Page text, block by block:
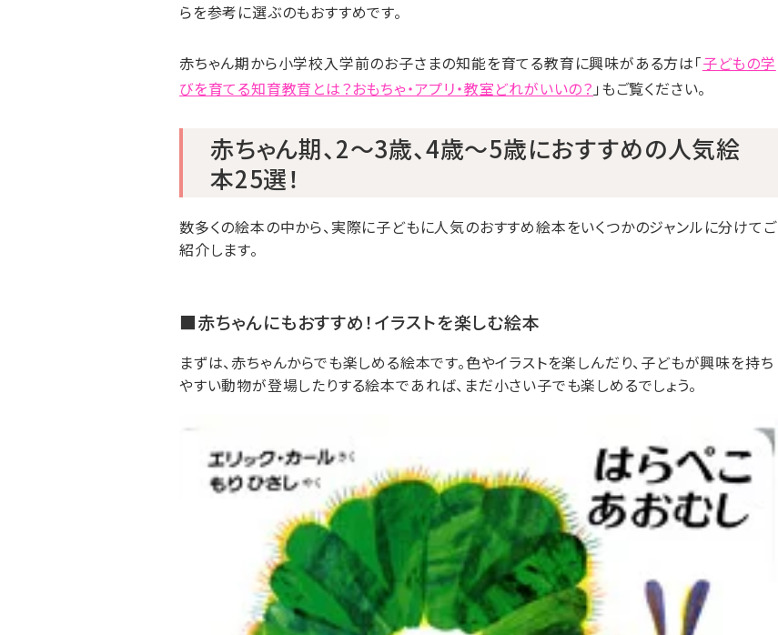
らを参考に選ぶのもおすすめです。
赤ちゃん期から小学校入学前のお子さまの知能を育てる教育に興味がある方は「子どもの学
びを育てる知育教育とは？おもちゃ・アプリ・教室どれがいいの？ 」もご覧ください。
赤ちゃん期、2～3歳、4歳～5歳におすすめの人気絵
本25選！
数多くの絵本の中から、実際に子どもに人気のおすすめ絵本をいくつかのジャンルに分けてご
紹介します。
■赤ちゃんにもおすすめ！イラストを楽しむ絵本
まずは、赤ちゃんからでも楽しめる絵本です。色やイラストを楽しんだり、子どもが興味を持ち
やすい動物が登場したりする絵本であれば、まだ小さい子でも楽しめるでしょう。